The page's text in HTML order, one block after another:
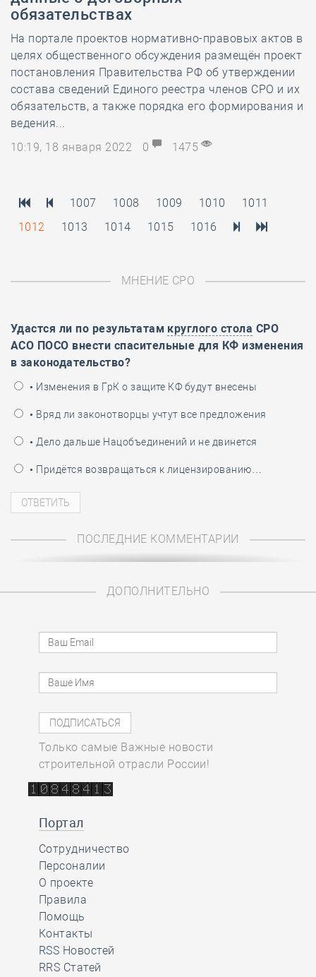
обязательствах
На портале проектов нормативно-правовых актов в
целях общественного обсуждения размещён проект
постановления Правительства РФ об утверждении
состава сведений Единого реестра членов СРО и их
обязательств, а также порядка его формирования и
ведения...
10:19, 18 января 2022
0 1475
1007 1008 1009 1010
1011
1012
1013 1014 1015 1016
МНЕНИЕ СРО
Удастся ли по результатам круглого стола СРО
АСО ПОСО внести спасительные для КФ изменения
в законодательство?
• Изменения в ГрК о защите КФ будут внесены
• Вряд ли законотворцы учтут все предложения
• Дело дальше Нацобъединений и не двинется
• Придётся возвращаться к лицензированию…
ПОСЛЕДНИЕ КОММЕНТАРИИ
ДОПОЛНИТЕЛЬНО
Только самые Важные новости
строительной отрасли России!
Портал
Сотрудничество
Персоналии
О проекте
Правила
Помощь
Контакты
RSS Новостей
RRS Статей